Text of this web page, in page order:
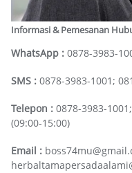
Informasi & Pemesanan
WhatsApp : 0878-3983-
SMS : 0878-3983-1001;
Telepon : 0878-3983-
(09:00-15:00)
Email :